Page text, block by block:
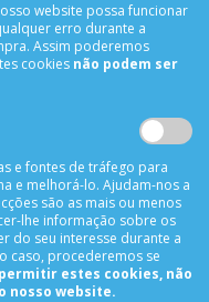
website possa funcionar
erro durante a
Assim poderemos
cookies não podem ser
e fontes de tráfego para
e melhorá-lo. Ajudam-nos a
são as mais ou menos
lhe informação sobre os
do seu interesse durante a
caso, procederemos se
estes cookies, não
nosso website.